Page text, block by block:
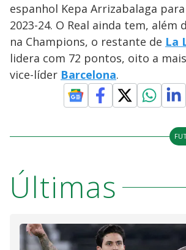
espanhol Kepa Arrizabalaga
2023-24. O Real ainda tem, além
na Champions, o restante de La
lidera com 72 pontos, oito a
vice-líder Barcelona.
Últimas